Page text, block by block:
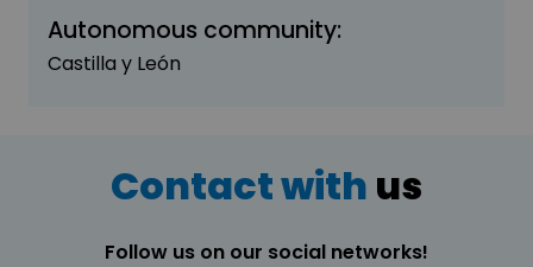
Autonomous community:
Castilla y León
Contact with us
Follow us on our social networks!